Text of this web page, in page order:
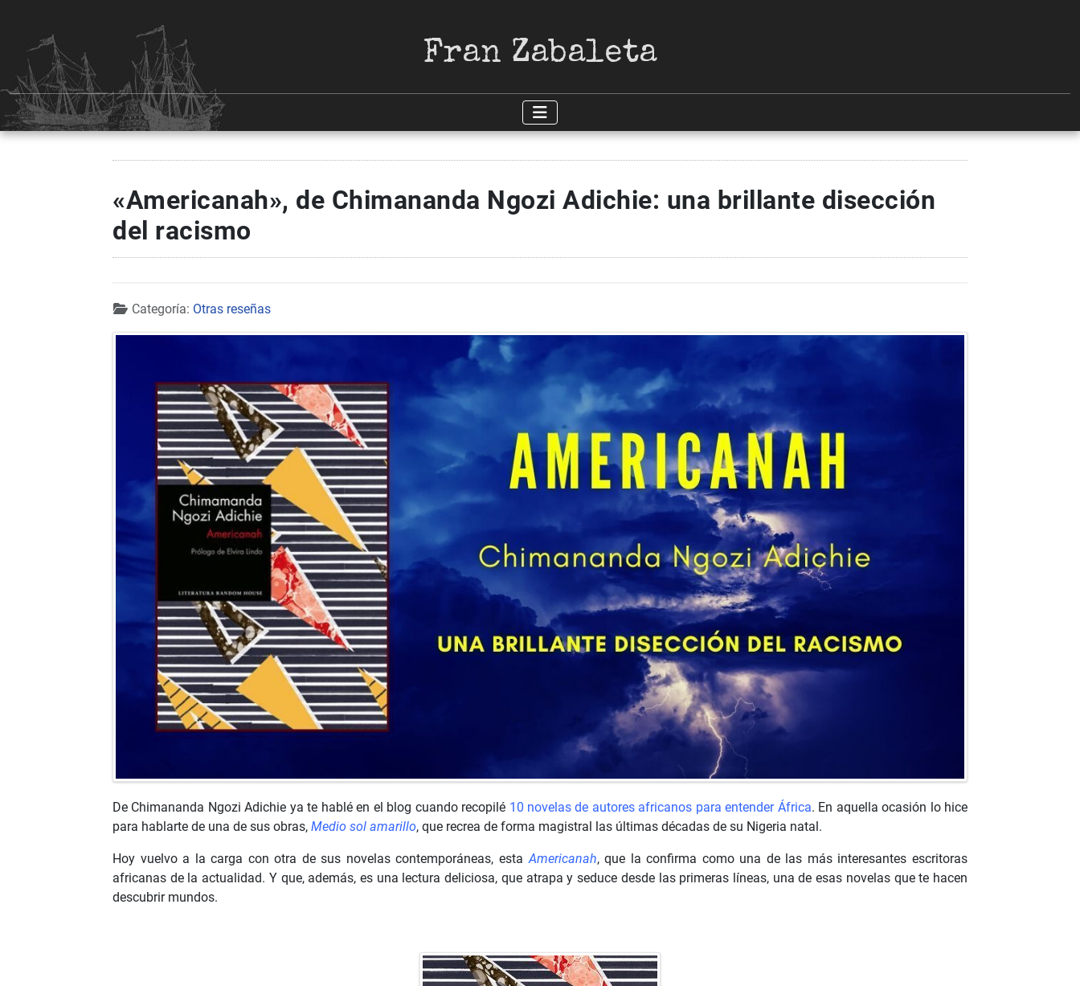
Fran Zabaleta
«Americanah», de Chimananda Ngozi Adichie: una brillante disección
del racismo
Detalles
Categoría: Otras reseñas
De Chimananda Ngozi Adichie ya te hablé en el blog cuando recopilé 10 novelas de autores africanos para entender África. En aquella ocasión lo hice
para hablarte de una de sus obras, Medio sol amarillo, que recrea de forma magistral las últimas décadas de su Nigeria natal.
Hoy vuelvo a la carga con otra de sus novelas contemporáneas, estaAmericanah, que la confirma como una de las más interesantes escritoras
africanas de la actualidad. Y que, además, es una lectura deliciosa, que atrapa y seduce desde las primeras líneas, una de esas novelas que te hacen
descubrir mundos.